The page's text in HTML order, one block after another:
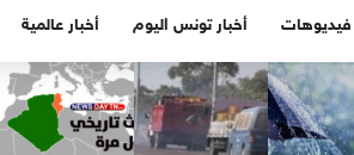
فيديوهات أخبار تونس اليوم أخبار عالمية